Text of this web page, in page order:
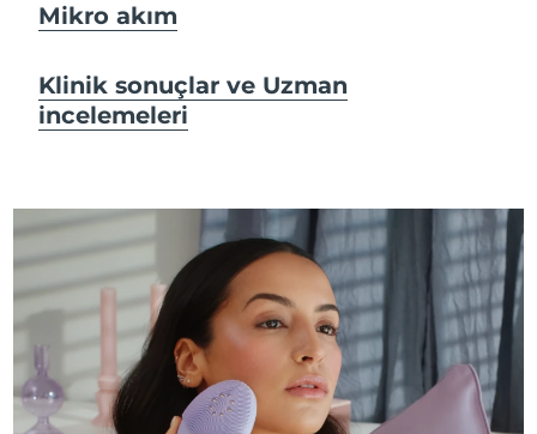
Mikro akım
Klinik sonuçlar ve Uzman
incelemeleri